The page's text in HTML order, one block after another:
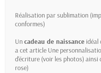
Réalisation par sublimation
conformes)
Uncadeau de naissance idéal
a cet article Une
d'écriture (voir les photos) ainsi
rose)